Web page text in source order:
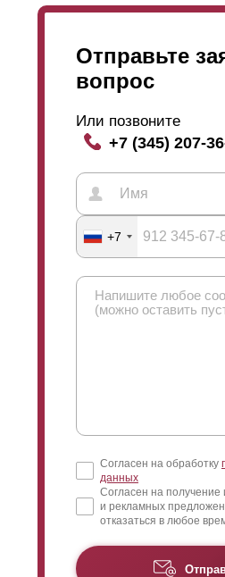
Отправьте
вопрос
Или позвоните
+7 (345) 207-
+7
Согласен на обработку
данных
Согласен на
и рекламных
отказаться в любое